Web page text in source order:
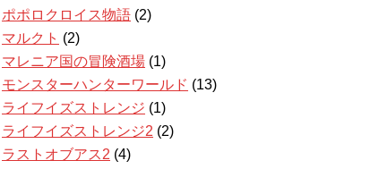
ポポロクロイス物語 (2)
マルクト (2)
マレニア国の冒険酒場 (1)
モンスターハンターワールド (13)
ライフイズストレンジ (1)
ライフイズストレンジ2 (2)
ラストオブアス2 (4)